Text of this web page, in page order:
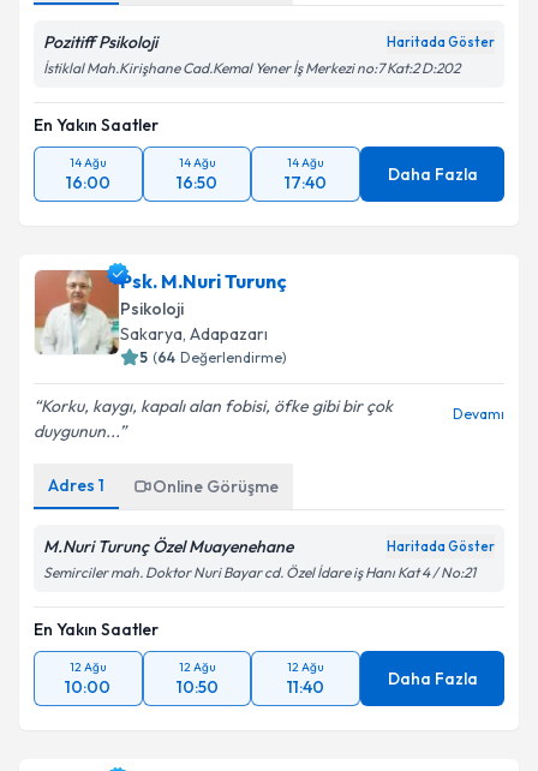
Pozitiff Psikoloji Haritada Göster
İstiklal Mah.Kirişhane Cad.Kemal Yener İş Merkezi no:7 Kat:2 D:202
En Yakın Saatler
14 Ağu
16:00
14 Ağu
16:50
14 Ağu
17:40 Daha Fazla
Psk. M.Nuri Turunç
Psikoloji
Sakarya, Adapazarı
5 (64 Değerlendirme)
Korku, kaygı, kapalı alan fobisi, öfke gibi bir çok
duygunun...
Devamı
Adres 1 Online Görüşme
M.Nuri Turunç Özel Muayenehane Haritada Göster
Semirciler mah. Doktor Nuri Bayar cd. Özel İdare iş Hanı Kat 4 / No:21
En Yakın Saatler
12 Ağu
10:00
12 Ağu
10:50
12 Ağu
11:40 Daha Fazla